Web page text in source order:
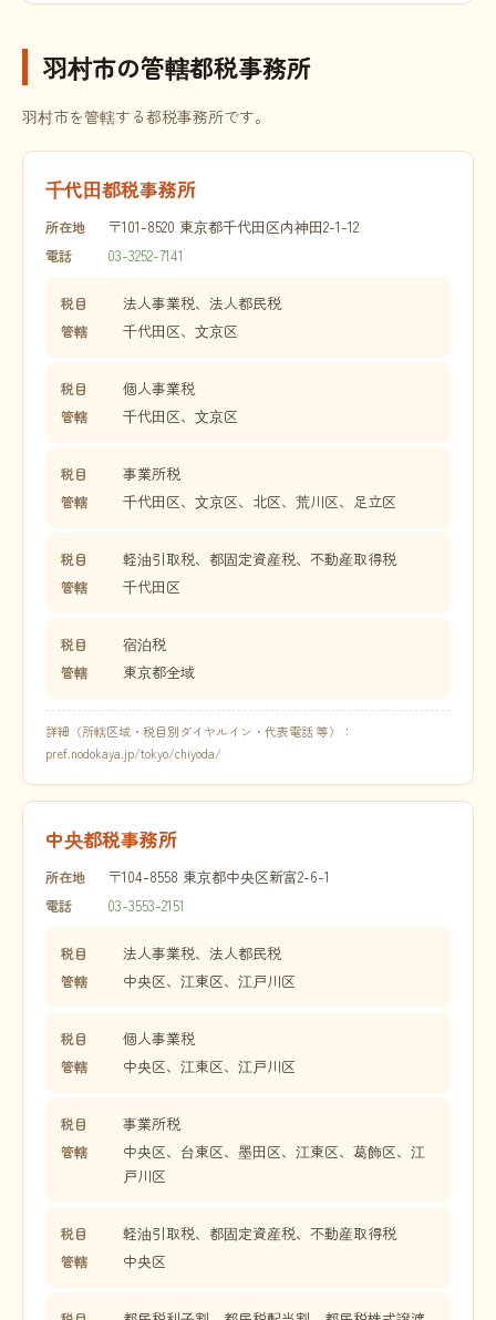
羽村市の管轄都税事務所
羽村市を管轄する都税事務所です。
千代田都税事務所
所在地 〒101-8520 東京都千代田区内神田2-1-12
電話 03-3252-7141
税目 法人事業税、法人都民税
管轄 千代田区、文京区
税目 個人事業税
管轄 千代田区、文京区
税目 事業所税
管轄 千代田区、文京区、北区、荒川区、足立区
税目 軽油引取税、都固定資産税、不動産取得税
管轄 千代田区
税目 宿泊税
管轄 東京都全域
詳細（所轄区域・税目別ダイヤルイン・代表電話 等）：
pref.nodokaya.jp/tokyo/chiyoda/
中央都税事務所
所在地 〒104-8558 東京都中央区新富2-6-1
電話 03-3553-2151
税目 法人事業税、法人都民税
管轄 中央区、江東区、江戸川区
税目 個人事業税
管轄 中央区、江東区、江戸川区
税目 事業所税
管轄
中央区、台東区、墨田区、江東区、葛飾区、江
戸川区
税目 軽油引取税、都固定資産税、不動産取得税
管轄 中央区